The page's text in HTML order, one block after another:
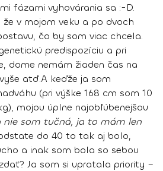
fázami vyhovárania sa :-D.
v mojom veku a po dvoch
čo by som viac chcela.
predispozíciu a pri
dome nemám žiaden čas na
atď.A keďže ja som
(pri výške 168 cm som 10
mojou úplne najobľúbenejšou
nie som tučná, ja to mám len
do 40 to tak aj bolo,
a inak som bola so sebou
Ja som si upratala priority –